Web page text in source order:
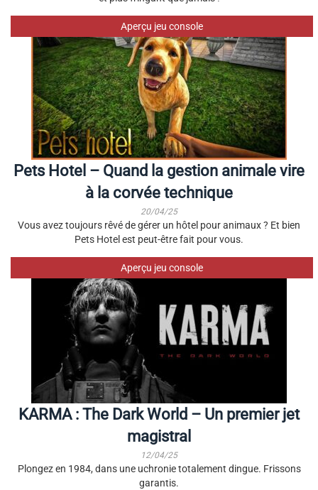
Aperçu jeu console
Pets Hotel – Quand la gestion animale vire
à la corvée technique
20/04/25
Vous avez toujours rêvé de gérer un hôtel pour animaux ? Et bien
Pets Hotel est peut-être fait pour vous.
Aperçu jeu console
KARMA : The Dark World – Un premier jet
magistral
12/04/25
Plongez en 1984, dans une uchronie totalement dingue. Frissons
garantis.